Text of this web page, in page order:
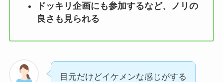
ドッキリ企画にも参加するなど、ノリの
良さも見られる
目元だけどイケメンな感じがする